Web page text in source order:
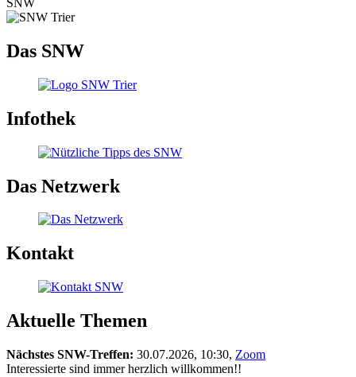
SNW
Das SNW
Infothek
Das Netzwerk
Kontakt
Aktuelle Themen
Nächstes SNW-Treffen: 30.07.2026, 10:30, Zoom
Interessierte sind immer herzlich willkommen!!